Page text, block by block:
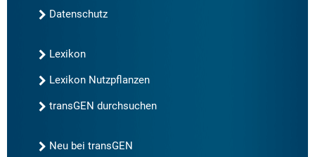
Datenschutz
Lexikon
Lexikon Nutzpflanzen
transGEN durchsuchen
Neu bei transGEN